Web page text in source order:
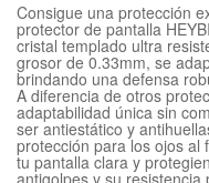
Consigue una protección
protector de pantalla
cristal templado ultra
grosor de 0.33mm, se
brindando una defensa
A diferencia de otros
adaptabilidad única sin
ser antiestático y
protección para los ojos al
tu pantalla clara y
antigolpes y su